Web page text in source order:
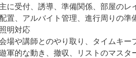
主に受付、誘導、準備関係、部屋のレ
配置、アルバイト管理、進行周りの準
照明対応
場や講師とのやり取り、タイムキー
軍的な動き、撤収、リストのマスタ